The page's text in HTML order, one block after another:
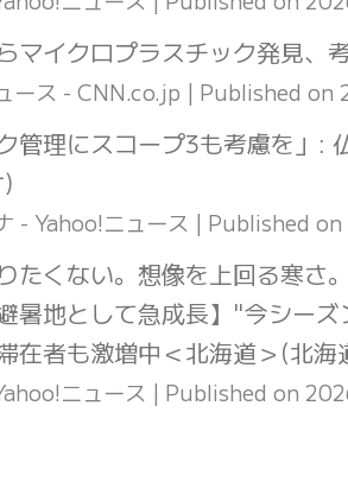
マイクロプラスチック発見
ース - CNN.co.jp Published on
管理にスコープ3も考慮を」:
- Yahoo!ニュース Published
たくない。想像を上回る寒
暑地として急成長】"今シー
在者も激増中＜北海道＞(北海
ニュース Published on